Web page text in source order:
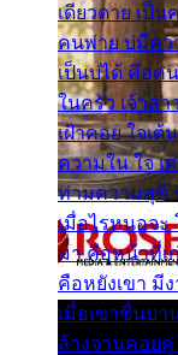
เดียวดาย เป็
คนพ่าย บ่มีคว
เป็นบ่ได้ คือค
ในครัว เจ้าสา
เฝ้าคอย ใจเต้
ความใน ใจ เ
ท่ามความสุขี
เมื่อไรหนอจ
มา คือหน้าที่เ
คือหยังเขา มี
เมื่อเขาชื่นบา
ล้างจานคอยคู่